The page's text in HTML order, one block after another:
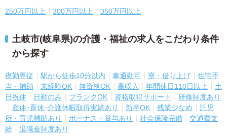
250万円以上 300万円以上 350万円以上
土岐市(岐阜県)の介護・福祉の求人をこだわり条件
から探す
夜勤専従 駅から徒歩10分以内 車通勤可 寮・借り上げ
住宅手
当・補助
未経験OK 無資格OK 高収入 年間休日110日以上
土
日祝休
日勤のみ ブランクOK 資格取得サポート
研修制度あり
産休･育休･介護休暇取得実績あり
新卒OK 残業少なめ
託児
所・育児補助あり
ボーナス・賞与あり 社会保険完備
交通費支
給
退職金制度あり